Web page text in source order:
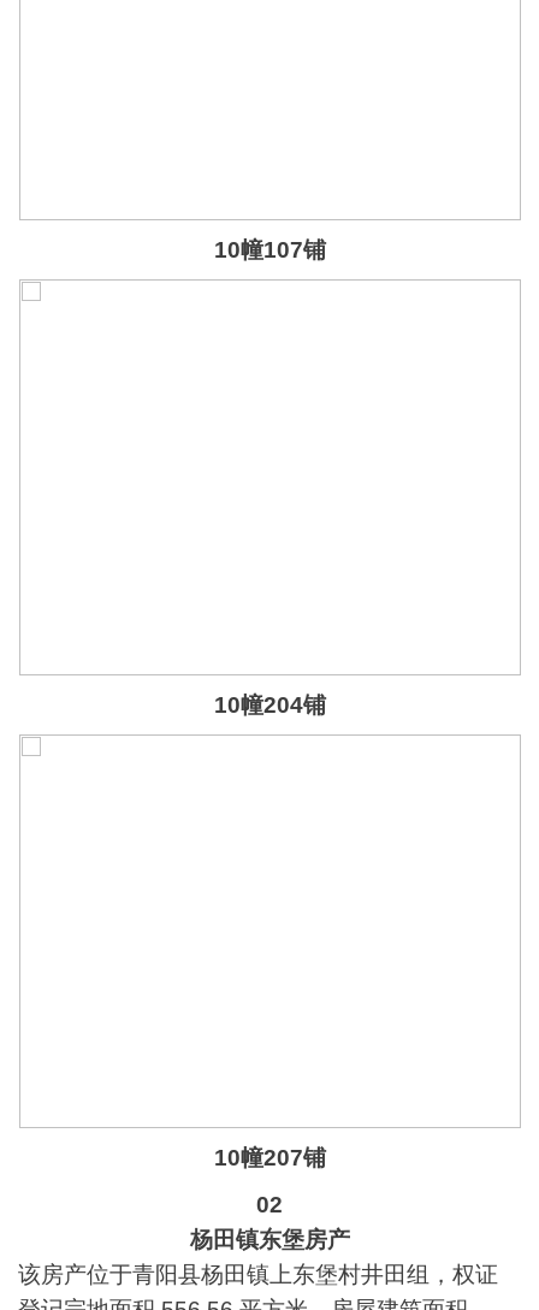
10幢107铺
10幢204铺
10幢207铺
02
杨田镇东堡房产
该房产位于青阳县杨田镇上东堡村井田组，权证